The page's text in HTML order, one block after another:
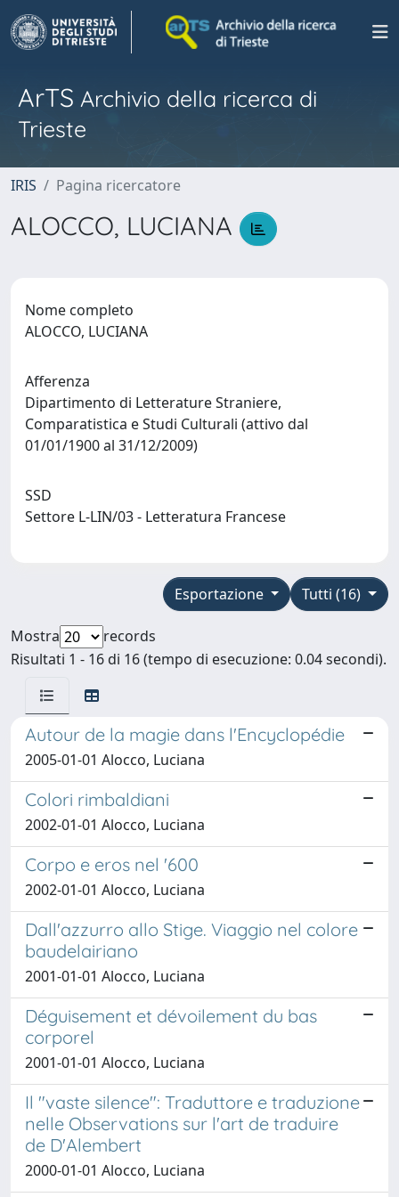
ArTS Archivio della ricerca di
Trieste
IRIS Pagina ricercatore
ALOCCO, LUCIANA
Nome completo
ALOCCO, LUCIANA
Afferenza
Dipartimento di Letterature Straniere,
Comparatistica e Studi Culturali (attivo dal
01/01/1900 al 31/12/2009)
SSD
Settore L-LIN/03 - Letteratura Francese
Tutti (16)
Esportazione
Mostra
records
Risultati 1 - 16 di 16 (tempo di esecuzione: 0.04 secondi).
Autour de la magie dans l'Encyclopédie
2005-01-01 Alocco, Luciana
Colori rimbaldiani
2002-01-01 Alocco, Luciana
Corpo e eros nel '600
2002-01-01 Alocco, Luciana
Dall'azzurro allo Stige. Viaggio nel colore
baudelairiano
2001-01-01 Alocco, Luciana
Déguisement et dévoilement du bas
corporel
2001-01-01 Alocco, Luciana
Il "vaste silence": Traduttore e traduzione
nelle Observations sur l'art de traduire
de D'Alembert
2000-01-01 Alocco, Luciana